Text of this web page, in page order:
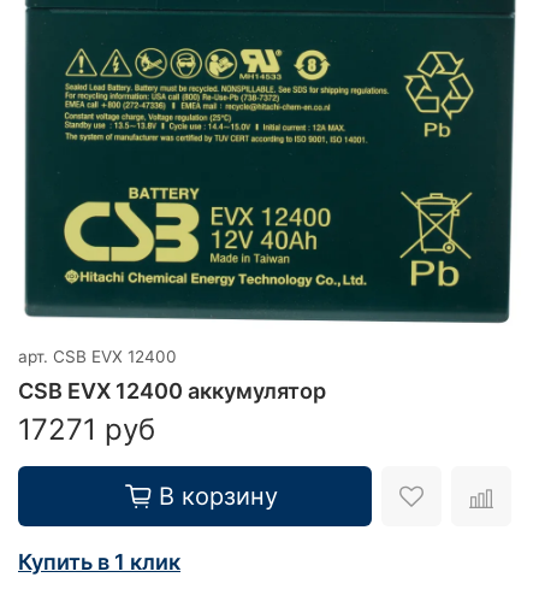
арт. CSB EVX 12400
CSB EVX 12400 аккумулятор
17271 руб
В корзину
Купить в 1 клик